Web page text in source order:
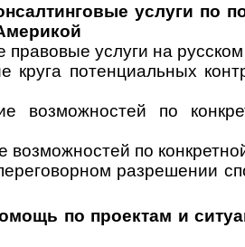
услуги по
правовые услуги на
круга потенциальных
возможностей по
возможностей по
разрешении
по проектам и